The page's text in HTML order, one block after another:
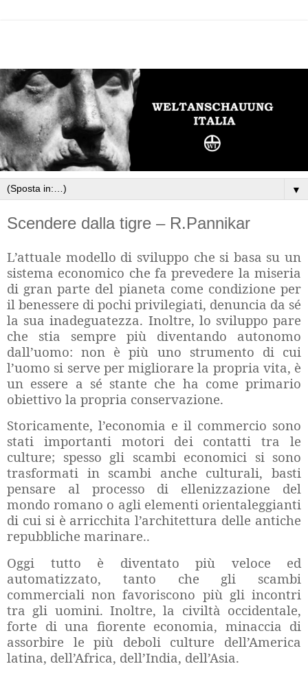
▼
Scendere dalla tigre – R.Pannikar
L’attuale modello di sviluppo che si basa su un
sistema economico che fa prevedere la miseria
di gran parte del pianeta come condizione per
il benessere di pochi privilegiati, denuncia da sé
la sua inadeguatezza. Inoltre, lo sviluppo pare
che stia sempre più diventando autonomo
dall’uomo: non è più uno strumento di cui
l’uomo si serve per migliorare la propria vita, è
un essere a sé stante che ha come primario
obiettivo la propria conservazione.
Storicamente, l’economia e il commercio sono
stati importanti motori dei contatti tra le
culture; spesso gli scambi economici si sono
trasformati in scambi anche culturali, basti
pensare al processo di ellenizzazione del
mondo romano o agli elementi orientaleggianti
di cui si è arricchita l’architettura delle antiche
repubbliche marinare..
Oggi tutto è diventato più veloce ed
automatizzato, tanto che gli scambi
commerciali non favoriscono più gli incontri
tra gli uomini. Inoltre, la civiltà occidentale,
forte di una fiorente economia, minaccia di
assorbire le più deboli culture dell’America
latina, dell’Africa, dell’India, dell’Asia.